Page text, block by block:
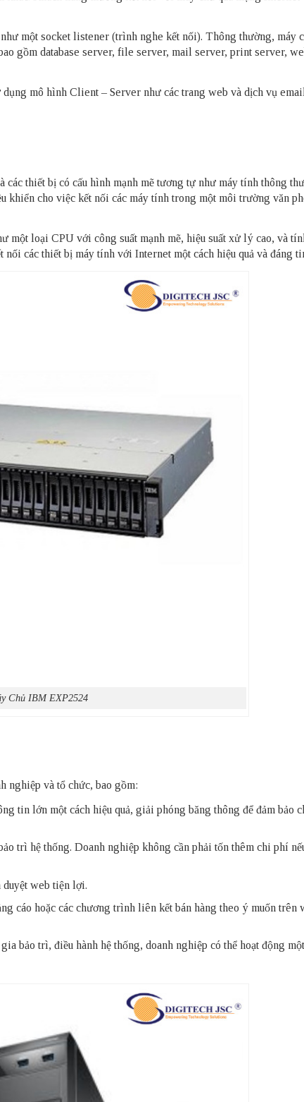
một socket listener (trình nghe kết nối). Thông thường, máy
gồm database server, file server, mail server, print server,
mô hình Client – Server như các trang web và dịch vụ
thiết bị có cấu hình mạnh mẽ tương tự như máy tính thông
khiển cho việc kết nối các máy tính trong một môi trường văn
một loại CPU với công suất mạnh mẽ, hiệu suất xử lý cao, và
các thiết bị máy tính với Internet một cách hiệu quả và đáng
Chủ IBM EXP2524
nghiệp và tổ chức, bao gồm:
tin lớn một cách hiệu quả, giải phóng băng thông để đảm bảo
trì hệ thống. Doanh nghiệp không cần phải tốn thêm chi phí
duyệt web tiện lợi.
cáo hoặc các chương trình liên kết bán hàng theo ý muốn trên
bảo trì, điều hành hệ thống, doanh nghiệp có thể hoạt động